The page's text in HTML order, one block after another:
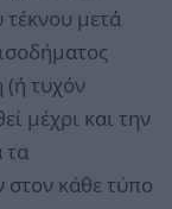
μετά
(ή τυχόν
μέχρι και την
τα
στον κάθε τύπο